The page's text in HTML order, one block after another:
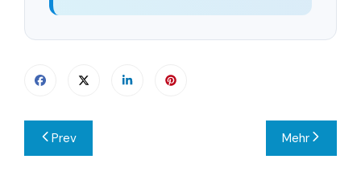
Beitragsnavigation
Prev Mehr